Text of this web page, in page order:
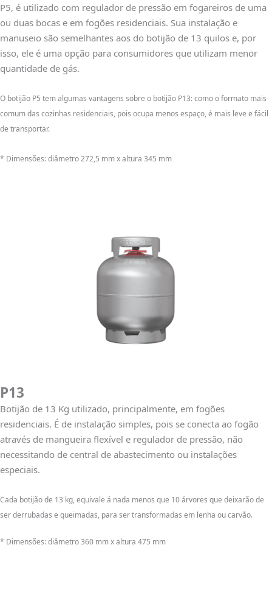
P5, é utilizado com regulador de pressão em fogareiros de uma
ou duas bocas e em fogões residenciais. Sua instalação e
manuseio são semelhantes aos do botijão de 13 quilos e, por
isso, ele é uma opção para consumidores que utilizam menor
quantidade de gás.
O botijão P5 tem algumas vantagens sobre o botijão P13: como o formato mais
comum das cozinhas residenciais, pois ocupa menos espaço, é mais leve e fácil
de transportar.
* Dimensões: diâmetro 272,5 mm x altura 345 mm
P13
Botijão de 13 Kg utilizado, principalmente, em fogões
residenciais. É de instalação simples, pois se conecta ao fogão
através de mangueira flexível e regulador de pressão, não
necessitando de central de abastecimento ou instalações
especiais.
Cada botijão de 13 kg, equivale á nada menos que 10 árvores que deixarão de
ser derrubadas e queimadas, para ser transformadas em lenha ou carvão.
* Dimensões: diâmetro 360 mm x altura 475 mm